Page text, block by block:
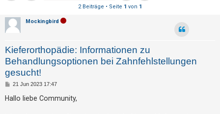
R
g
i
s
t
r
i
2 Beiträge • Seite 1 von 1
Mockingbird
Kieferorthopädie: Informationen zu
Behandlungsoptionen bei Zahnfehlstellungen
gesucht!
B
i
t
21 Jun 2023 17:47
Hallo liebe Community,